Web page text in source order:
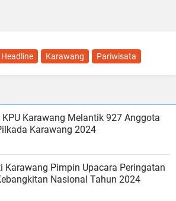
Headline Karawang Pariwisata
KPU Karawang Melantik 927 Anggota
Karawang 2024
Karawang Pimpin Upacara Peringatan
Nasional Tahun 2024